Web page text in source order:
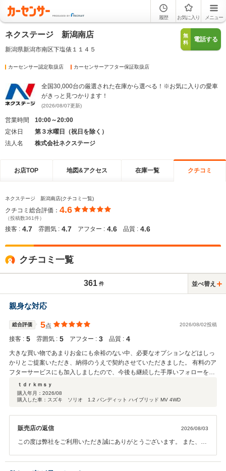
履歴 お気に入り メニュー
ネクステージ 新潟南店
新潟県新潟市南区下塩俵１１４５
無
料
電話する
カーセンサー認定取扱店 カーセンサーアフター保証取扱店
全国30,000台の厳選された在庫から選べる！※お気に入りの愛車
がきっと見つかります！
(2026/08/07更新)
営業時間
10:00～20:00
定休日
第３水曜日（祝日を除く）
法人名
株式会社ネクステージ
お店TOP 地図&アクセス 在庫一覧 クチコミ
ネクステージ 新潟南店(クチコミ一覧)
クチコミ総合評価： 4.6
（投稿数361件）
接客 : 4.7 雰囲気 : 4.7 アフター : 4.6 品質 : 4.6
クチコミ一覧
361 件 並べ替え
親身な対応
総合評価 5点 2026/08/02投稿
接客 : 5 雰囲気 : 5 アフター : 3 品質 : 4
大きな買い物であまりお金にも余裕のない中、必要なオプションなどはしっ
かりとご提案いただき、納得のうえで契約させていただきました。 有料のア
フターサービスにも加入しましたので、今後も継続した手厚いフォローを期
待しています。
ｔｄｒｋｍｓｙ
購入年月： 2026/08
購入した車：スズキ ソリオ 1.2 バンディット ハイブリッド MV 4WD
販売店の返信 2026/08/03
この度は弊社をご利用いただき誠にありがとうございます。 また、ご
ます。重ねてお礼申し上げます。 ご納車までまだ日がございますが、